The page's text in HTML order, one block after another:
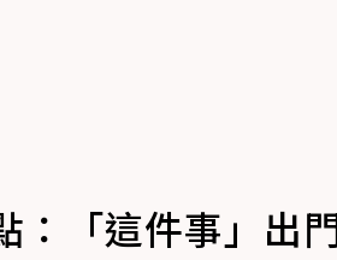
：「這件事」出